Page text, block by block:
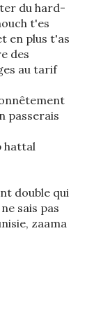
du hard-
t'es
en plus t'as
des
au tarif
passerais
hattal
double qui
sais pas
zaama